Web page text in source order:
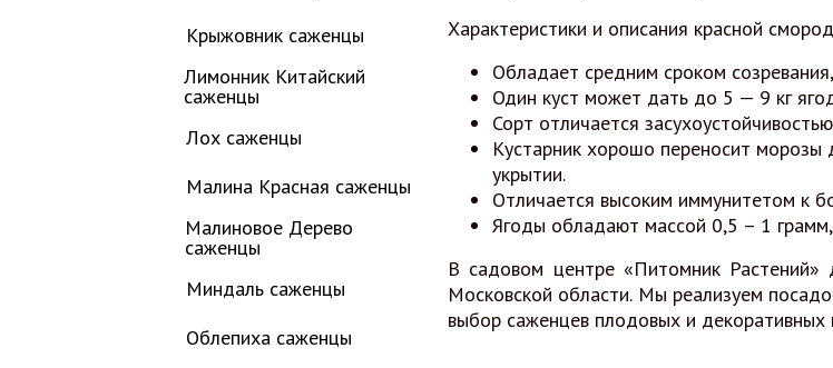
Крыжовник саженцы
Лимонник Китайский
саженцы
Лох саженцы
Малина Красная саженцы
Малиновое Дерево
саженцы
Миндаль саженцы
Облепиха саженцы
Характеристики и описания красной
Обладает средним сроком
Один куст может дать до 5 — 9 кг
Сорт отличается
Кустарник хорошо переносит морозы
укрытии.
Отличается высоким иммунитетом к
Ягоды обладают массой 0,5 – 1
В садовом центре «Питомник
Московской области. Мы реализуем
выбор саженцев плодовых и декоративных